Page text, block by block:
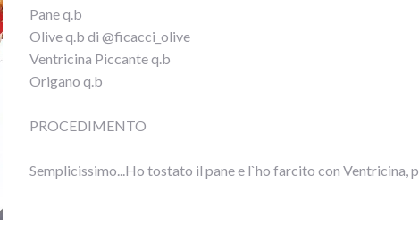
Pane q.b
Olive q.b di @ficacci_olive
Ventricina Piccante q.b
Origano q.b
PROCEDIMENTO
Semplicissimo...Ho tostato il pane e l`ho farcito con Ventricina,